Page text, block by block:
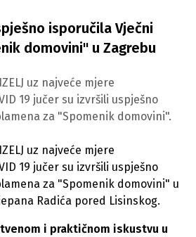
isporučila Vječni
domovini" u Zagrebu
uz najveće mjere
19 jučer su izvršili uspješno
za "Spomenik domovini".
uz najveće mjere
19 jučer su izvršili uspješno
za "Spomenik domovini" u
Radića pored Lisinskog.
i praktičnom iskustvu u